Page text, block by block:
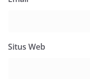
Situs Web